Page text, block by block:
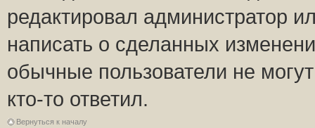
редактировал администратор
написать о сделанных
обычные пользователи не
кто-то ответил.
Вернуться к началу